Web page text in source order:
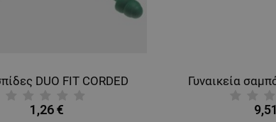
DUO FIT CORDED
1,26 €
Γυναικεία